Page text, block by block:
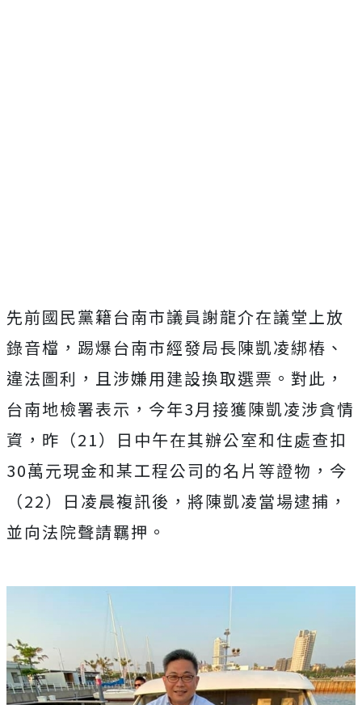
先前國民黨籍台南市議員謝龍介在議堂上放
錄音檔，踢爆台南市經發局長陳凱凌綁樁、
違法圖利，且涉嫌用建設換取選票。對此，
台南地檢署表示，今年3月接獲陳凱凌涉貪情
資，昨（21）日中午在其辦公室和住處查扣
30萬元現金和某工程公司的名片等證物，今
（22）日凌晨複訊後，將陳凱凌當場逮捕，
並向法院聲請羈押。